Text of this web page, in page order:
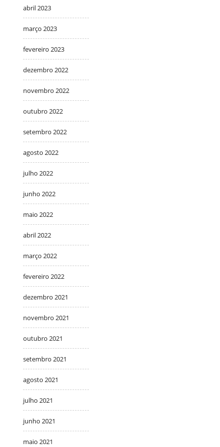
abril 2023
março 2023
fevereiro 2023
dezembro 2022
novembro 2022
outubro 2022
setembro 2022
agosto 2022
julho 2022
junho 2022
maio 2022
abril 2022
março 2022
fevereiro 2022
dezembro 2021
novembro 2021
outubro 2021
setembro 2021
agosto 2021
julho 2021
junho 2021
maio 2021